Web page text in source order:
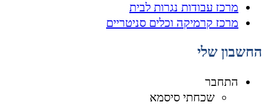
מרכז עבודות נגרות לבית
מרכז קרמיקה וכלים סניטריים
החשבון שלי
התחבר
שכחתי סיסמא